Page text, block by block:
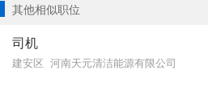
其他相似职位
司机
建安区 河南天元清洁能源有限公司